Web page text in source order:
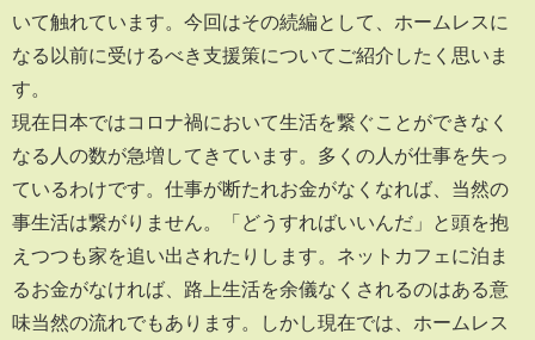
いて触れています。今回はその続編として、ホームレスに
なる以前に受けるべき支援策についてご紹介したく思いま
す。
現在日本ではコロナ禍において生活を繋ぐことができなく
なる人の数が急増してきています。多くの人が仕事を失っ
ているわけです。仕事が断たれお金がなくなれば、当然の
事生活は繋がりません。「どうすればいいんだ」と頭を抱
えつつも家を追い出されたりします。ネットカフェに泊ま
るお金がなければ、路上生活を余儀なくされるのはある意
味当然の流れでもあります。しかし現在では、ホームレス